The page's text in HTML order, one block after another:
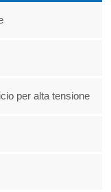
per alta tensione